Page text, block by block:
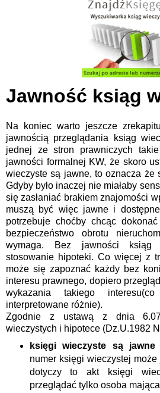
Jawność ksiąg
Na koniec warto jeszcze
jawnością przeglądania ksiąg
jednej ze stron prawniczych
jawności formalnej KW, że skoro
wieczyste są jawne, to oznacza że
Gdyby było inaczej nie miałaby
się zasłaniać brakiem znajomości
muszą być więc jawne i
potrzebuje choćby chcąc
bezpieczeństwo obrotu
wymaga. Bez jawności ksiąg
stosowanie hipoteki. Co więcej z
może się zapoznać każdy bez
interesu prawnego, dopiero
wykazania takiego
interpretowane różnie).
Zgodnie z ustawą z dnia
wieczystych i hipotece (Dz.U.1982
księgi wieczyste są jawne
numer księgi wieczystej
dotyczy to akt księgi
przeglądać tylko osoba